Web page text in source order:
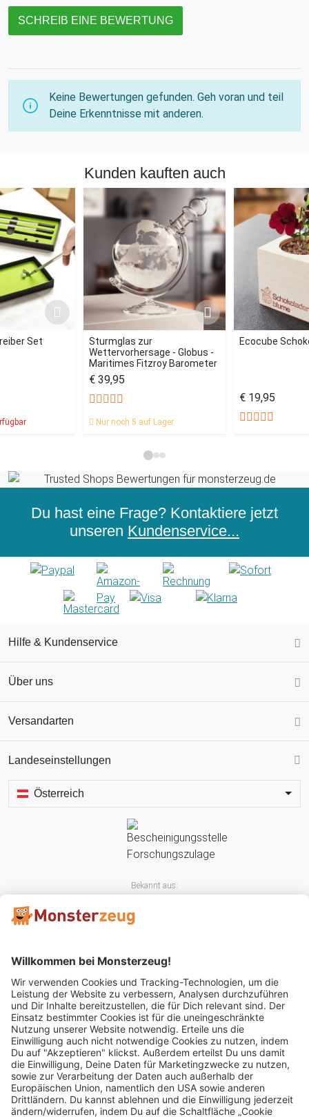
SCHREIB EINE BEWERTUNG
Keine Bewertungen gefunden. Geh voran und teil
Deine Erkenntnisse mit anderen.
Kunden kauften auch
Set
Sturmglas zur
Wettervorhersage - Globus -
Maritimes Fitzroy Barometer
€ 39,95
Nur noch 5 auf Lager
Ecocube
€ 19,95
Du hast eine Frage? Kontaktiere jetzt
unseren Kundenservice...
Hilfe & Kundenservice
Über uns
Versandarten
Landeseinstellungen
Österreich
Bekannt aus:
Mitglied im: